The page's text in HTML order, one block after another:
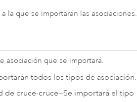
la que se importarán las asociaciones.
asociación que se importará.
todos los tipos de asociación.
de cruce-cruce—Se importará el tipo